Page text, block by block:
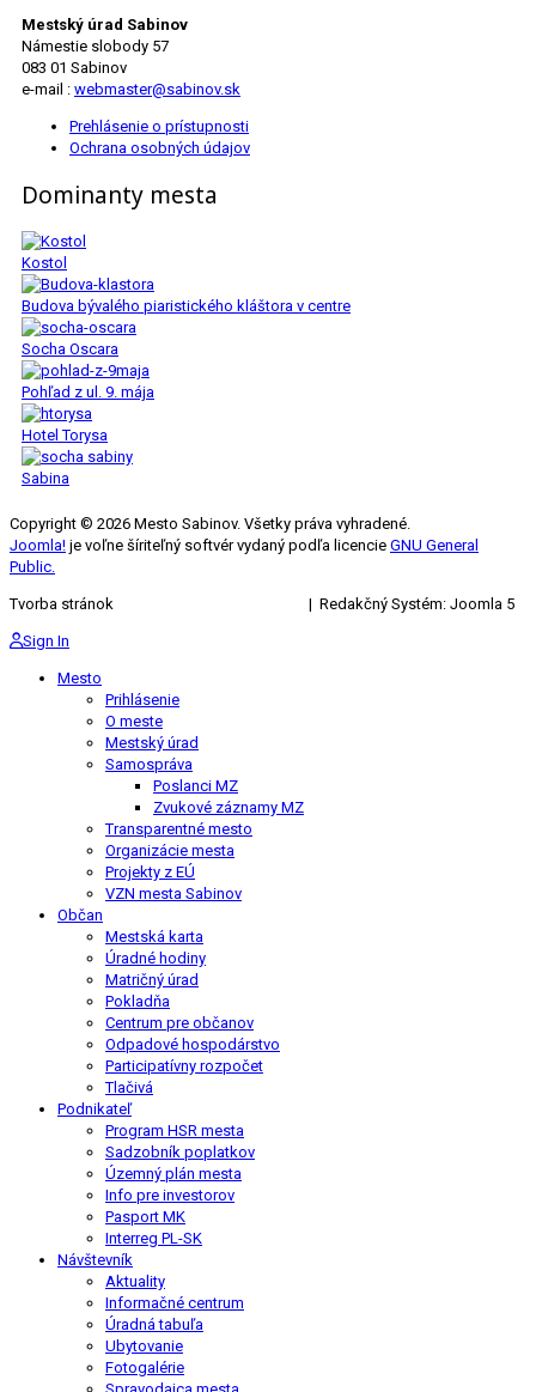
Mestský úrad Sabinov
Námestie slobody 57
083 01 Sabinov
e-mail : webmaster@sabinov.sk
Prehlásenie o prístupnosti
Ochrana osobných údajov
Dominanty mesta
Kostol
Budova bývalého piaristického kláštora v centre
Socha Oscara
Pohľad z ul. 9. mája
Hotel Torysa
Sabina
Copyright © 2026 Mesto Sabinov. Všetky práva vyhradené.
Joomla! je voľne šíriteľný softvér vydaný podľa licencie GNU General
Public.
Tvorba stránok | Redakčný Systém: Joomla 5
Sign In
Mesto
Prihlásenie
O meste
Mestský úrad
Samospráva
Poslanci MZ
Zvukové záznamy MZ
Transparentné mesto
Organizácie mesta
Projekty z EÚ
VZN mesta Sabinov
Občan
Mestská karta
Úradné hodiny
Matričný úrad
Pokladňa
Centrum pre občanov
Odpadové hospodárstvo
Participatívny rozpočet
Tlačivá
Podnikateľ
Program HSR mesta
Sadzobník poplatkov
Územný plán mesta
Info pre investorov
Pasport MK
Interreg PL-SK
Návštevník
Aktuality
Informačné centrum
Úradná tabuľa
Ubytovanie
Fotogalérie